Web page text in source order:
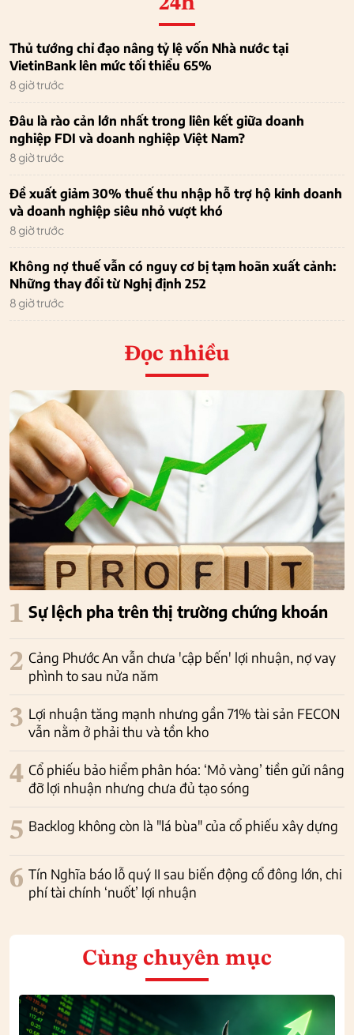
Thủ tướng chỉ đạo nâng tỷ lệ vốn Nhà nước tại
VietinBank lên mức tối thiểu 65%
8 giờ trước
Đâu là rào cản lớn nhất trong liên kết giữa doanh
nghiệp FDI và doanh nghiệp Việt Nam?
8 giờ trước
Đề xuất giảm 30% thuế thu nhập hỗ trợ hộ kinh doanh
và doanh nghiệp siêu nhỏ vượt khó
8 giờ trước
Không nợ thuế vẫn có nguy cơ bị tạm hoãn xuất cảnh:
Những thay đổi từ Nghị định 252
8 giờ trước
Đọc nhiều
1 Sự lệch pha trên thị trường chứng khoán
2 Cảng Phước An vẫn chưa 'cập bến' lợi nhuận, nợ vay
phình to sau nửa năm
3 Lợi nhuận tăng mạnh nhưng gần 71% tài sản FECON
vẫn nằm ở phải thu và tồn kho
4 Cổ phiếu bảo hiểm phân hóa: ‘Mỏ vàng’ tiền gửi nâng
đỡ lợi nhuận nhưng chưa đủ tạo sóng
5 Backlog không còn là "lá bùa" của cổ phiếu xây dựng
6 Tín Nghĩa báo lỗ quý II sau biến động cổ đông lớn, chi
phí tài chính ‘nuốt’ lợi nhuận
Cùng chuyên mục